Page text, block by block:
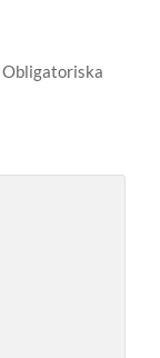
Obligatoriska